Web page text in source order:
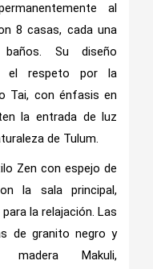
al
8 casas, cada una
Su diseño
el respeto por la
Tai, con énfasis en
la entrada de luz
de Tulum.
Zen con espejo de
la sala principal,
la relajación. Las
de granito negro y
madera Makuli,